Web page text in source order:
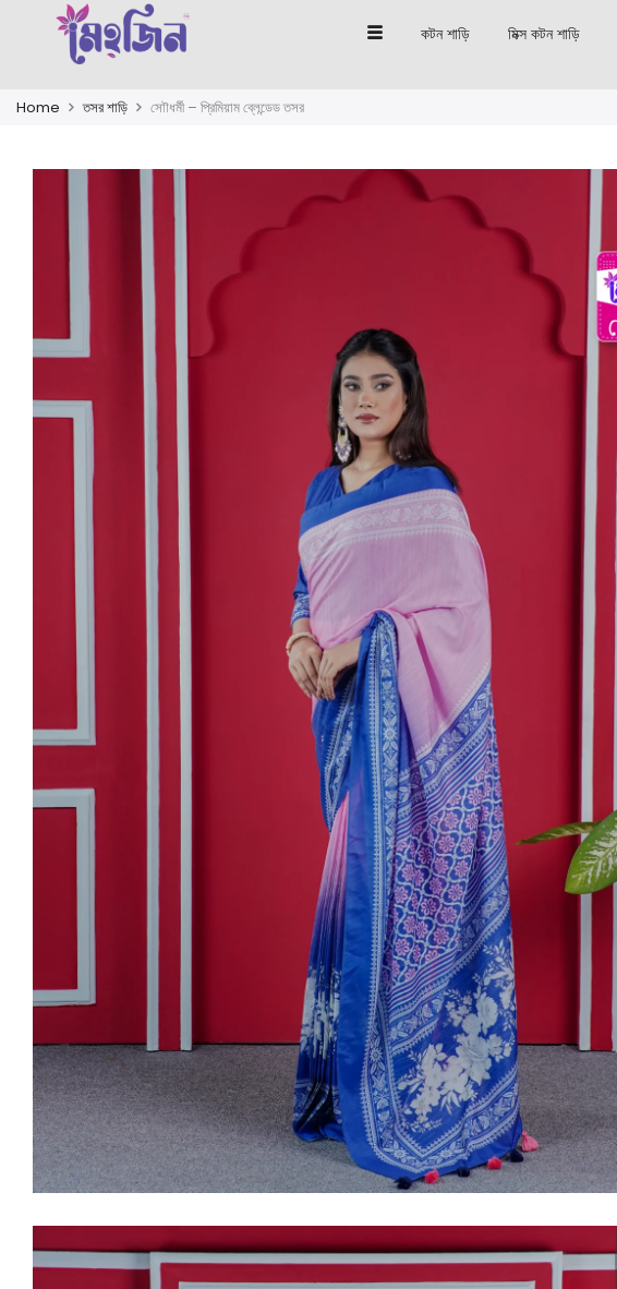
কটন শাড়ি মিক্স কটন শাড়ি
Home তসর শাড়ি সাৌধর্মী – প্রিমিয়াম ব্লেন্ডেড তসর